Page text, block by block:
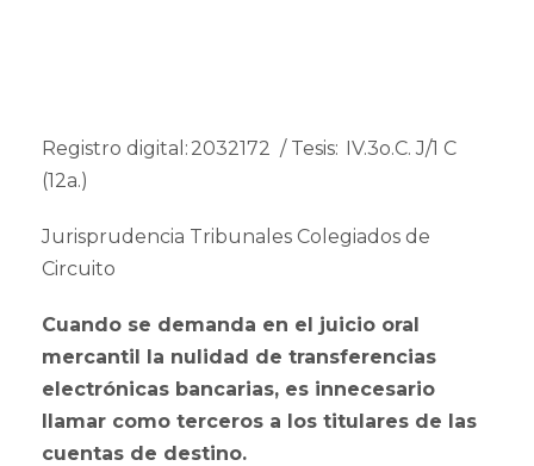
Registro digital: 2032172 / Tesis: IV.3o.C. J/1 C
(12a.)
Jurisprudencia Tribunales Colegiados de
Circuito
Cuando se demanda en el juicio oral
mercantil la nulidad de transferencias
electrónicas bancarias, es innecesario
llamar como terceros a los titulares de las
cuentas de destino.